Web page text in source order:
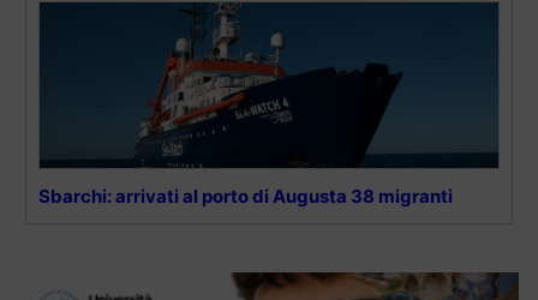
Sbarchi: arrivati al porto di Augusta 38 migranti